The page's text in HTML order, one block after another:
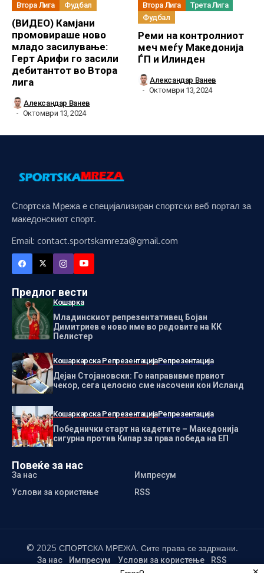
Втора Лига Фудбал
(ВИДЕО) Камјани
промовираше ново
младо засилување:
Герт Арифи го засили
дебитантот во Втора
лига
Александар Ванев
Октомври 13, 2024
Втора Лига
Трета Лига
Фудбал
Реми на контролниот
меч меѓу Македонија
ЃП и Илинден
Александар Ванев
Октомври 13, 2024
Спортска Мрежа е специјализиран спортски веб портал за
македонскиот спорт.
Email: contact.sportskamreza@gmail.com
Предлог вести
Кошарка
Младинскиот репрезентативец Бојан
Димитриев е ново име во редовите на КК
Пелистер
Кошаркарска РепрезентацијаРепрезентација
Дејан Стојановски: Го направивме првиот
чекор, сега целосно сме насочени кон Исланд
Кошаркарска РепрезентацијаРепрезентација
Победнички старт на кадетите – Македонија
сигурна против Кипар за прва победа на ЕП
Повеќе за нас
За нас
Импресум
Услови за користење
RSS
© 2025 СПОРТСКА МРЕЖА. Сите права се задржани.
За нас Импресум Услови за користење RSS